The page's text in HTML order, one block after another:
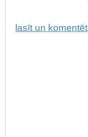
lasīt un komentēt